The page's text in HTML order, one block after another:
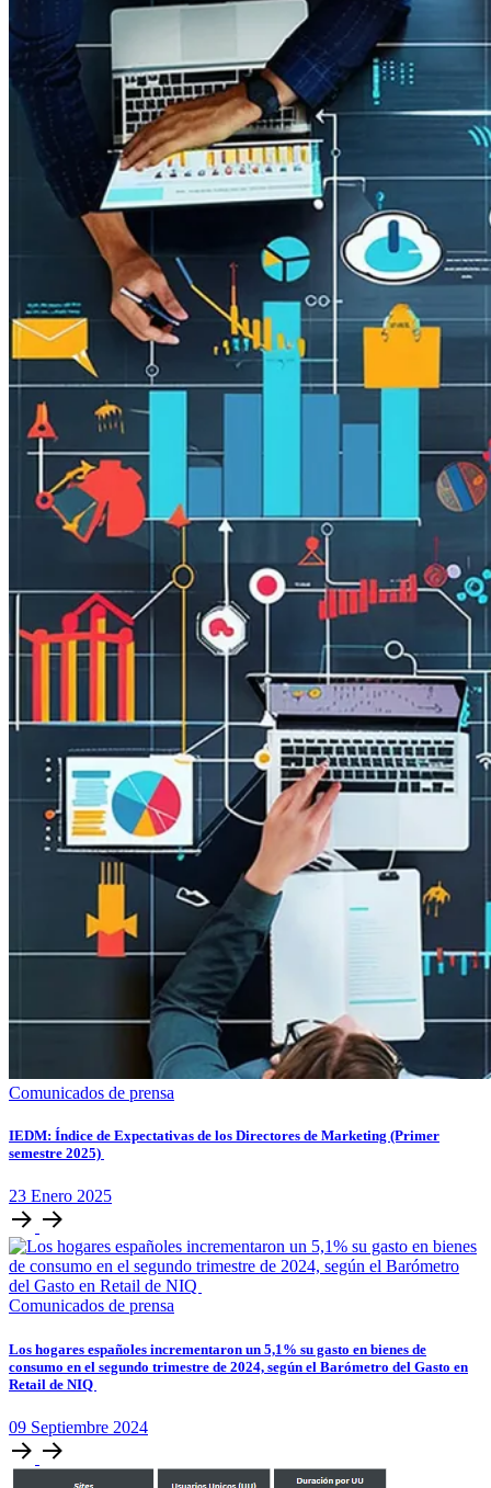
Comunicados de prensa
IEDM: Índice de Expectativas de los Directores de Marketing (Primer
semestre 2025)
23 Enero 2025
Comunicados de prensa
Los hogares españoles incrementaron un 5,1% su gasto en bienes de
consumo en el segundo trimestre de 2024, según el Barómetro del Gasto en
Retail de NIQ
09 Septiembre 2024